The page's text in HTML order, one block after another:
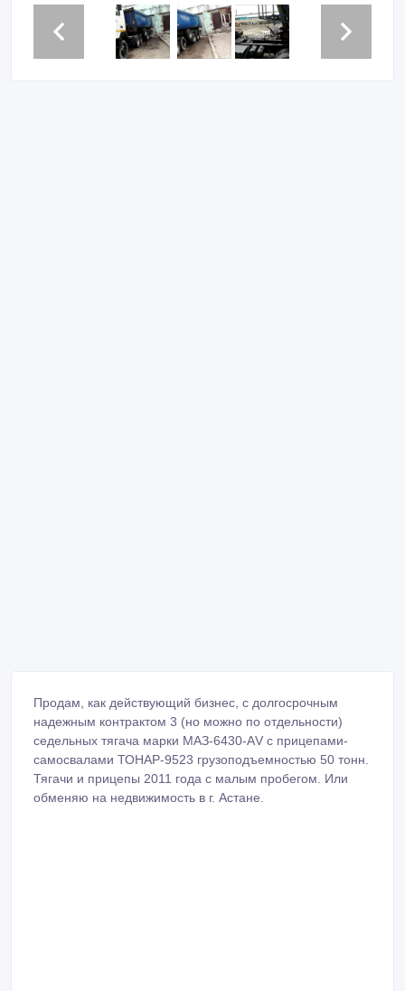
Продам, как действующий бизнес, с долгосрочным
надежным контрактом 3 (но можно по отдельности)
седельных тягача марки МАЗ-6430-АV с прицепами-
самосвалами ТОНАР-9523 грузоподъемностью 50 тонн.
Тягачи и прицепы 2011 года с малым пробегом. Или
обменяю на недвижимость в г. Астане.